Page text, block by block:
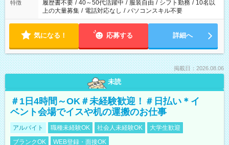
特徴 履歴書不要 / 40～50代活躍中 / 服装自由 / シフト勤務 / 10名以
上の大量募集 / 電話対応なし / パソコンスキル不要
気になる！ 応募する 詳細へ
掲載日：2026.08.06
未読
＃1日4時間～OK＃未経験歓迎！＃日払い＊イ
ベント会場でイスや机の運搬のお仕事
アルバイト 職種未経験OK 社会人未経験OK
大学生歓迎
ブランクOK
WEB登録・面接OK